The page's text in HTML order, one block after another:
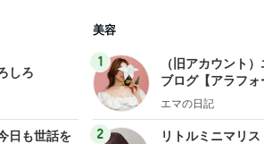
しろ
日も世話を
美容
1
（旧アカウント
ブログ【アラフォ
社売却セカンドラ
エマの日記
2
リトルミニマリス